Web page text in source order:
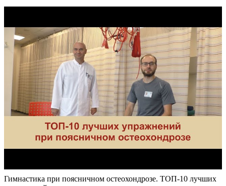
Гимнастика при поясничном остеохондрозе. ТОП-10 лучших